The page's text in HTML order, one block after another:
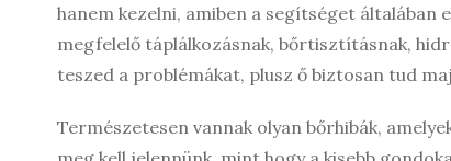
hanem kezelni, amiben a segítséget általában
megfelelő táplálkozásnak, bőrtisztításnak,
teszed a problémákat, plusz ő biztosan tud
Természetesen vannak olyan bőrhibák,